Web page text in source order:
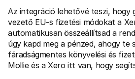
Az integráció lehetővé teszi, hogy
vezető EU-s fizetési módokat a
automatikusan összeállítsad a
úgy kapd meg a pénzed, ahogy te
fáradságmentes könyvelési és
Mollie és a Xero itt van, hogy
Tudj meg többet a történetünkről
és értékeinkről
Hírek
Olvasd el a legújabb Mollie híreket
Karrier
Gyere dolgozz nálunk - felveszünk!
Kapcsolat
Vásárlóknak